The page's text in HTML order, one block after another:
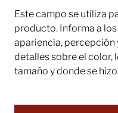
Este campo se utiliza
producto. Informa a
apariencia,
detalles sobre el color,
tamaño y donde se